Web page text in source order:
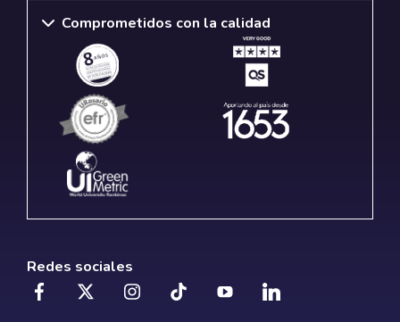
Comprometidos con la calidad
Redes sociales